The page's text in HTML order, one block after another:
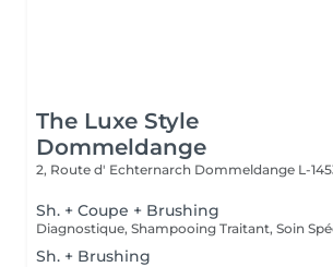
The Luxe Style
Dommeldange
2, Route d' Echternarch Dommeldange L-
Sh. + Coupe + Brushing
Sh. + Brushing